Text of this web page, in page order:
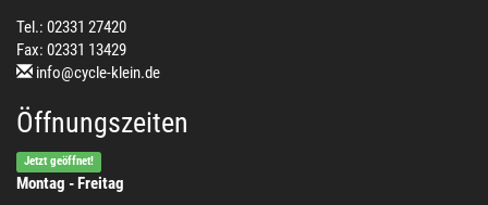
Tel.: 02331 27420
Fax: 02331 13429
info@cycle-klein.de
Öffnungszeiten
Jetzt geöffnet!
Montag - Freitag